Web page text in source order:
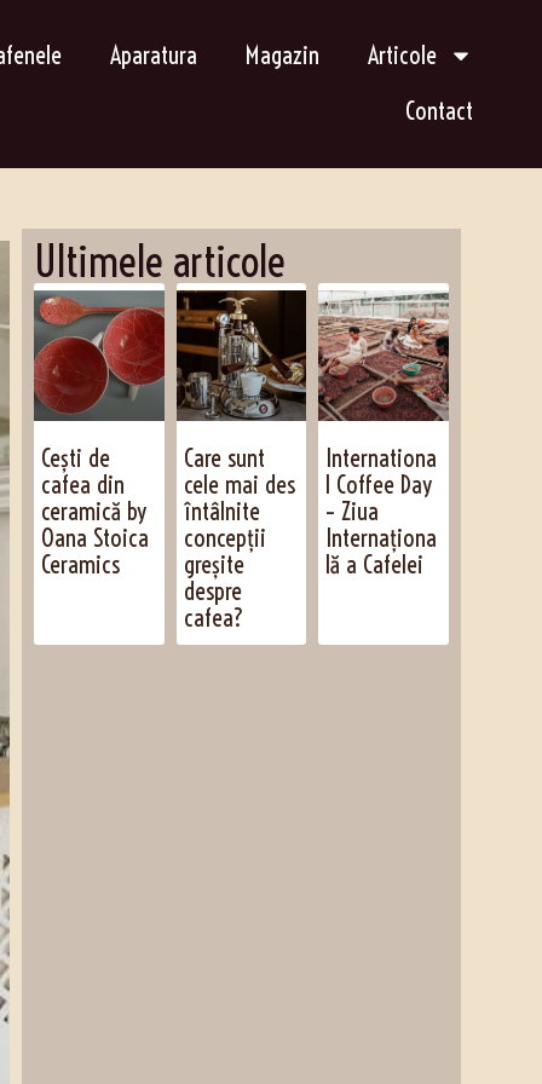
Aparatura Magazin
Articole
Contact
Ultimele articole
Cești de
cafea din
ceramică by
Oana Stoica
Ceramics
Care sunt
cele mai des
întâlnite
concepții
greșite
despre
cafea?
Internationa
l Coffee Day
– Ziua
Internaționa
lă a Cafelei